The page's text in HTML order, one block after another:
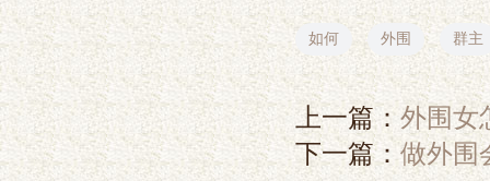
如何 外围 群主
上一篇：外围女
下一篇：做外围